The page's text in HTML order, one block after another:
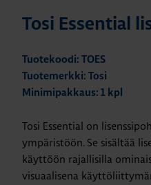
Tosi Essential
Tuotekoodi: TOES
Tuotemerkki: Tosi
Minimipakkaus: 1 kpl
Tosi Essential on
ympäristöön. Se sisältää
käyttöön rajallisilla
visuaalisena